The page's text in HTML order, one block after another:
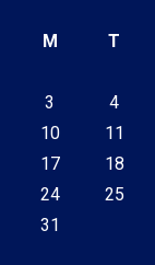
M
T
3
4
10
11
17
18
24
25
31